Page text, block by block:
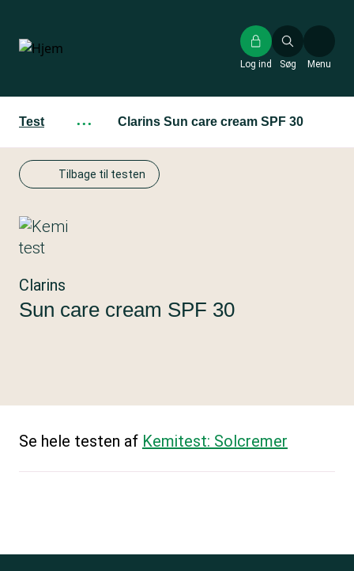
hovedindhold
Søg
Log ind Menu
Test ··· Clarins Sun care cream SPF 30
Tilbage til testen
Clarins
Sun care cream SPF 30
Se hele testen af Kemitest: Solcremer